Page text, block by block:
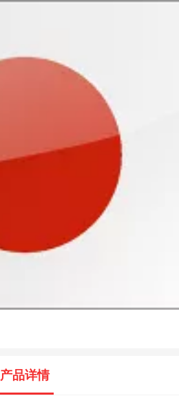
产品详情